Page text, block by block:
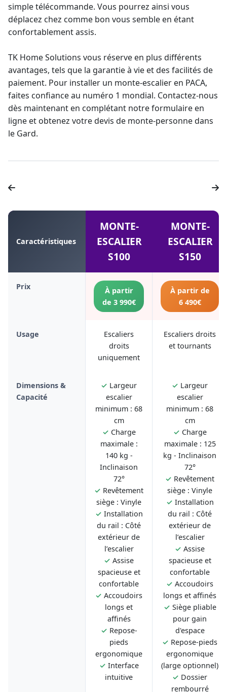
simple télécommande. Vous pourrez ainsi vous
déplacez chez comme bon vous semble en étant
confortablement assis.
TK Home Solutions vous réserve en plus différents
avantages, tels que la garantie à vie et des facilités de
paiement. Pour installer un monte-escalier en PACA,
faites confiance au numéro 1 mondial. Contactez-nous
dès maintenant en complétant notre formulaire en
ligne et obtenez votredevis de monte-personnedans
le Gard.
Caractéristiques
MONTE-
ESCALIER
S100
MONTE-
ESCALIER
S150
Prix
À partir
de 3 990€
À partir de
6 490€
Usage
Escaliers
droits
uniquement
Escaliers droits
et tournants
Dimensions &
Capacité
✓ Largeur
escalier
minimum : 68
cm
✓ Charge
maximale :
140 kg -
Inclinaison
72°
✓ Revêtement
siège : Vinyle
✓ Installation
du rail : Côté
extérieur de
l’escalier
✓ Assise
spacieuse et
confortable
✓ Accoudoirs
longs et
affinés
✓ Repose-
pieds
ergonomique
✓ Interface
intuitive
✓ Largeur
escalier
minimum : 68
cm
✓ Charge
maximale : 125
kg - Inclinaison
72°
✓ Revêtement
siège : Vinyle
✓ Installation
du rail : Côté
extérieur de
l’escalier
✓ Assise
spacieuse et
confortable
✓ Accoudoirs
longs et affinés
✓ Siège pliable
pour gain
d'espace
✓ Repose-pieds
ergonomique
(large optionnel)
✓ Dossier
rembourré